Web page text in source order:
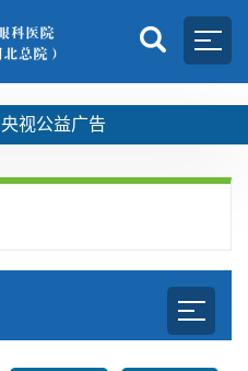
央视公益广告